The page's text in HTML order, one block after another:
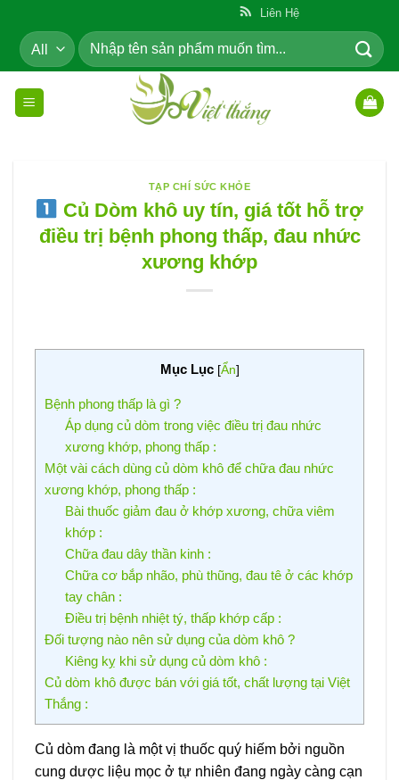
content
Liên Hệ
Tìm
kiếm:
TẠP CHÍ SỨC KHỎE
Củ Dòm khô uy tín, giá tốt hỗ trợ
điều trị bệnh phong thấp, đau nhức
xương khớp
Mục Lục [Ẩn]
Bệnh phong thấp là gì ?
Áp dụng củ dòm trong việc điều trị đau nhức
xương khớp, phong thấp :
Một vài cách dùng củ dòm khô để chữa đau nhức
xương khớp, phong thấp :
Bài thuốc giảm đau ở khớp xương, chữa viêm
khớp :
Chữa đau dây thần kinh :
Chữa cơ bắp nhão, phù thũng, đau tê ở các khớp
tay chân :
Điều trị bệnh nhiệt tý, thấp khớp cấp :
Đối tượng nào nên sử dụng của dòm khô ?
Kiêng kỵ khi sử dụng củ dòm khô :
Củ dòm khô được bán với giá tốt, chất lượng tại Việt
Thắng :
Củ dòm đang là một vị thuốc quý hiếm bởi nguồn
cung dược liệu mọc ở tự nhiên đang ngày càng cạn